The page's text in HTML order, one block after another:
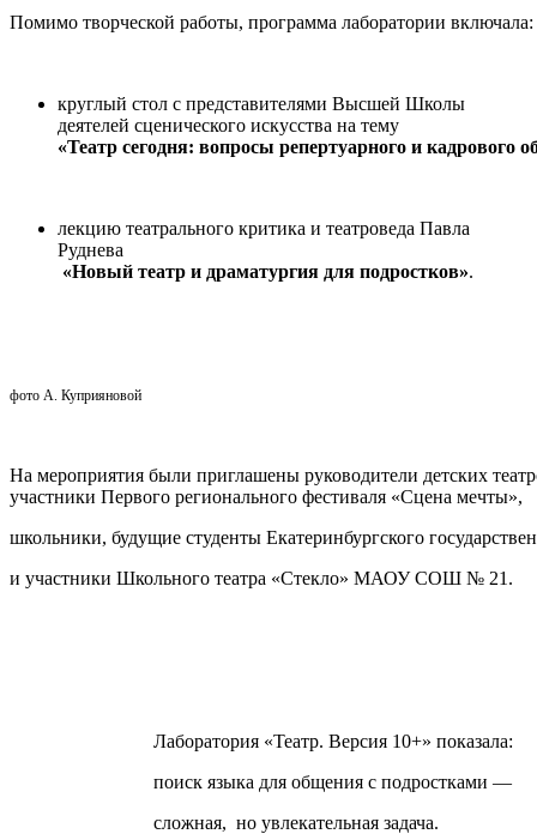
Помимо творческой работы, программа лаборатории включала:
круглый стол с представителями Высшей Школы
деятелей сценического искусства на тему
«Театр сегодня: вопросы репертуарного и кадрового
лекцию театрального критика и театроведа Павла
Руднева
«Новый театр и драматургия для подростков».
фото А. Куприяновой
На мероприятия были приглашены руководители детских
участники Первого регионального фестиваля «Сцена мечты»,
школьники, будущие студенты Екатеринбургского
и участники Школьного театра «Стекло» МАОУ СОШ № 21.
Лаборатория «Театр. Версия 10+» показала:
поиск языка для общения с подростками —
сложная, но увлекательная задача.